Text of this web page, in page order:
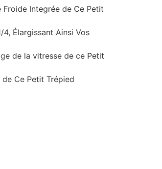
Integrée de Ce Petit
Élargissant Ainsi Vos
de la vitresse de ce Petit
de Ce Petit Trépied